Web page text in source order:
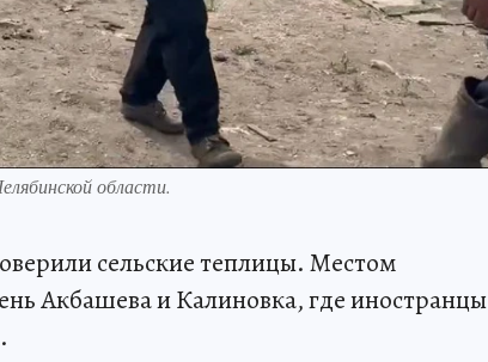
области.
сельские теплицы. Местом
Акбашева и Калиновка, где иностранцы